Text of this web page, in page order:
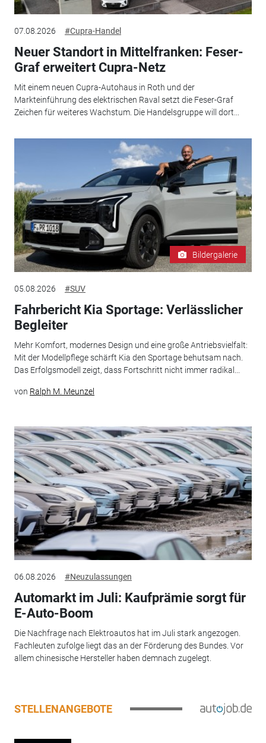
07.08.2026 #Cupra-Handel
Neuer Standort in Mittelfranken: Feser-
Graf erweitert Cupra-Netz
Mit einem neuen Cupra-Autohaus in Roth und der
Markteinführung des elektrischen Raval setzt die Feser-Graf
Zeichen für weiteres Wachstum. Die Handelsgruppe will dort...
Bildergalerie
05.08.2026 #SUV
Fahrbericht Kia Sportage: Verlässlicher
Begleiter
Mehr Komfort, modernes Design und eine große Antriebsvielfalt:
Mit der Modellpflege schärft Kia den Sportage behutsam nach.
Das Erfolgsmodell zeigt, dass Fortschritt nicht immer radikal...
von Ralph M. Meunzel
06.08.2026 #Neuzulassungen
Automarkt im Juli: Kaufprämie sorgt für
E-Auto-Boom
Die Nachfrage nach Elektroautos hat im Juli stark angezogen.
Fachleuten zufolge liegt das an der Förderung des Bundes. Vor
allem chinesische Hersteller haben demnach zugelegt.
STELLENANGEBOTE